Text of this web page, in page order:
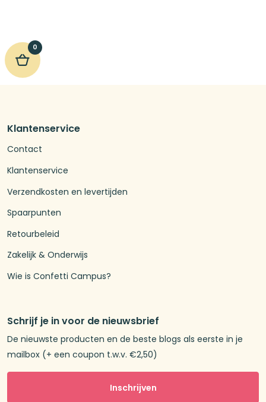
0
Klantenservice
Contact
Klantenservice
Verzendkosten en levertijden
Spaarpunten
Retourbeleid
Zakelijk & Onderwijs
Wie is Confetti Campus?
Schrijf je in voor de nieuwsbrief
De nieuwste producten en de beste blogs als eerste in je
mailbox (+ een coupon t.w.v. €2,50)
Inschrijven